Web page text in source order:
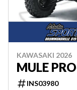
KAWASAKI 2026
MULE
INS03980